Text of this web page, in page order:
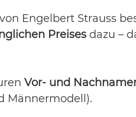
Engelbert Strauss
Preises dazu –
Vor- und
Männermodell).